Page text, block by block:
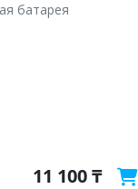
батарея
11 100 ₸